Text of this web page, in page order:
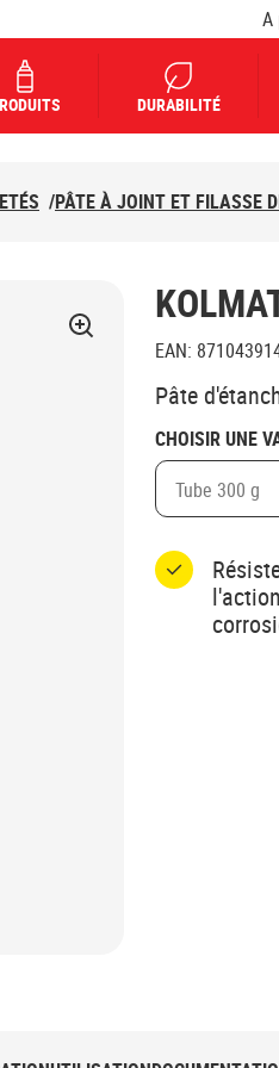
A
DURABILITÉ
/PÂTE À JOINT ET FILASSE
EAN:
Pâte
CHOISIR UNE
Tube 300 g